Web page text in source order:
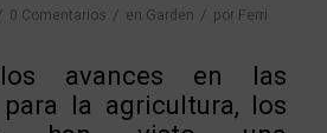
0 Comentarios / en Garden / por Ferri
avances en las
para la agricultura, los